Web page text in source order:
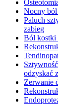
Nocny ból
Paluch
zabieg
Ból kostki
odzyskać
Zerwanie